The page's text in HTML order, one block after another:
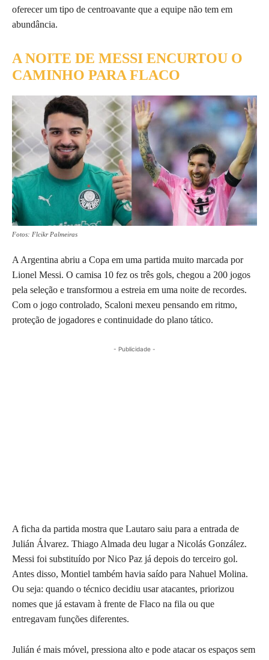
oferecer um tipo de centroavante que a equipe não tem em
abundância.
A NOITE DE MESSI ENCURTOU O
CAMINHO PARA FLACO
Fotos: Flcikr Palmeiras
A Argentina abriu a Copa em uma partida muito marcada por
Lionel Messi. O camisa 10 fez os três gols, chegou a 200 jogos
pela seleção e transformou a estreia em uma noite de recordes.
Com o jogo controlado, Scaloni mexeu pensando em ritmo,
proteção de jogadores e continuidade do plano tático.
- Publicidade -
A ficha da partida mostra que Lautaro saiu para a entrada de
Julián Álvarez. Thiago Almada deu lugar a Nicolás González.
Messi foi substituído por Nico Paz já depois do terceiro gol.
Antes disso, Montiel também havia saído para Nahuel Molina.
Ou seja: quando o técnico decidiu usar atacantes, priorizou
nomes que já estavam à frente de Flaco na fila ou que
entregavam funções diferentes.
Julián é mais móvel, pressiona alto e pode atacar os espaços sem